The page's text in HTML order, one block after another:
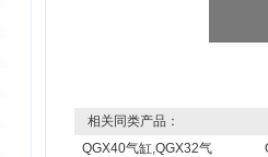
相关同类产品：
QGX40气缸,QGX32气